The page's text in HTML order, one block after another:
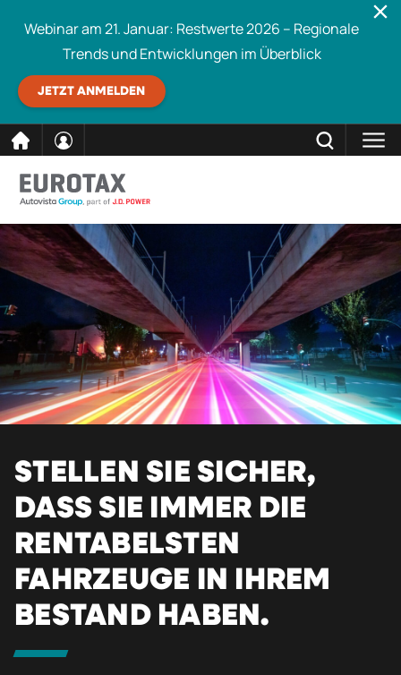
direkt
Inhalt
Webinar am 21. Januar: Restwerte 2026 – Regionale
Trends und Entwicklungen im Überblick
JETZT ANMELDEN
Eurotax durchsuchen SCHLIESSEN
STELLEN SIE SICHER,
DASS SIE IMMER DIE
RENTABELSTEN
FAHRZEUGE IN IHREM
BESTAND HABEN.